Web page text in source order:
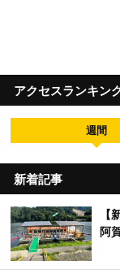
アクセスランキン
週間
新着記事
【
阿